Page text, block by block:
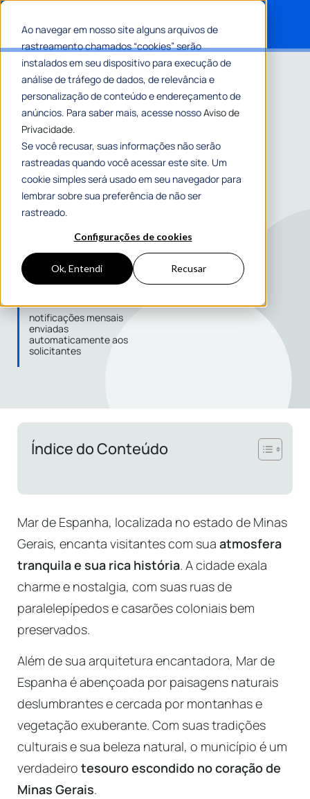
Ao navegar em nosso site alguns arquivos de
rastreamento chamados “cookies” serão
instalados em seu dispositivo para execução de
análise de tráfego de dados, de relevância e
personalização de conteúdo e endereçamento de
anúncios. Para saber mais, acesse nossoAviso de
Privacidade.
Se você recusar, suas informações não serão
rastreadas quando você acessar este site. Um
cookie simples será usado em seu navegador para
lembrar sobre sua preferência de não ser
rastreado.
Configurações de cookies
Ok, Entendi Recusar
Home»Mar de Espanha aumenta a proximidade com o
cidadão e economiza R$ 249 mil
Mar de Espanha aumenta a
proximidade com o cidadão e
economiza R$ 249 mil
147
serviços online
população
Menos de 24 horas
notificações mensais
enviadas
automaticamente aos
solicitantes
Índice do Conteúdo
Mar de Espanha, localizada no estado de Minas
Gerais, encanta visitantes com sua atmosfera
tranquila e sua rica história. A cidade exala
charme e nostalgia, com suas ruas de
paralelepípedos e casarões coloniais bem
preservados.
Além de sua arquitetura encantadora, Mar de
Espanha é abençoada por paisagens naturais
deslumbrantes e cercada por montanhas e
vegetação exuberante. Com suas tradições
culturais e sua beleza natural, o município é um
verdadeiro tesouro escondido no coração de
Minas Gerais.